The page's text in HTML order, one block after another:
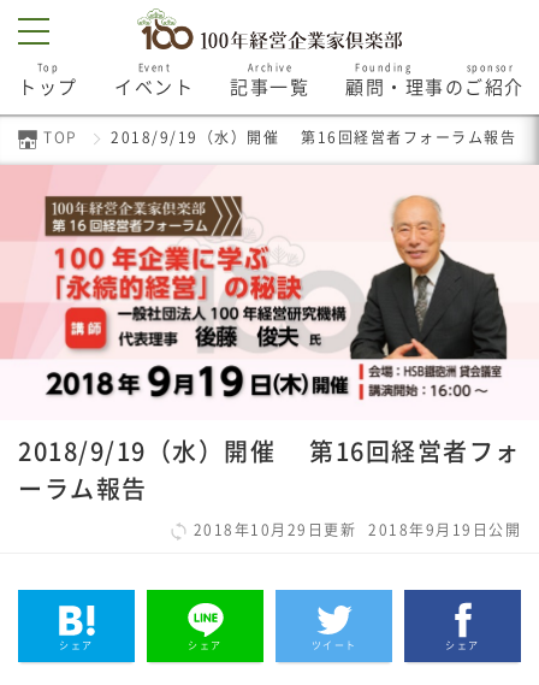
トップ
Top
イベント
Event
記事一覧
Archive
顧問・理事のご紹介
Founding sponsor
TOP 2018/9/19（水）開催 第16回経営者フォーラム報告
2018/9/19（水）開催 第16回経営者フォ
ーラム報告
2018年10月29日更新 2018年9月19日公開
シェア シェア ツイート シェア